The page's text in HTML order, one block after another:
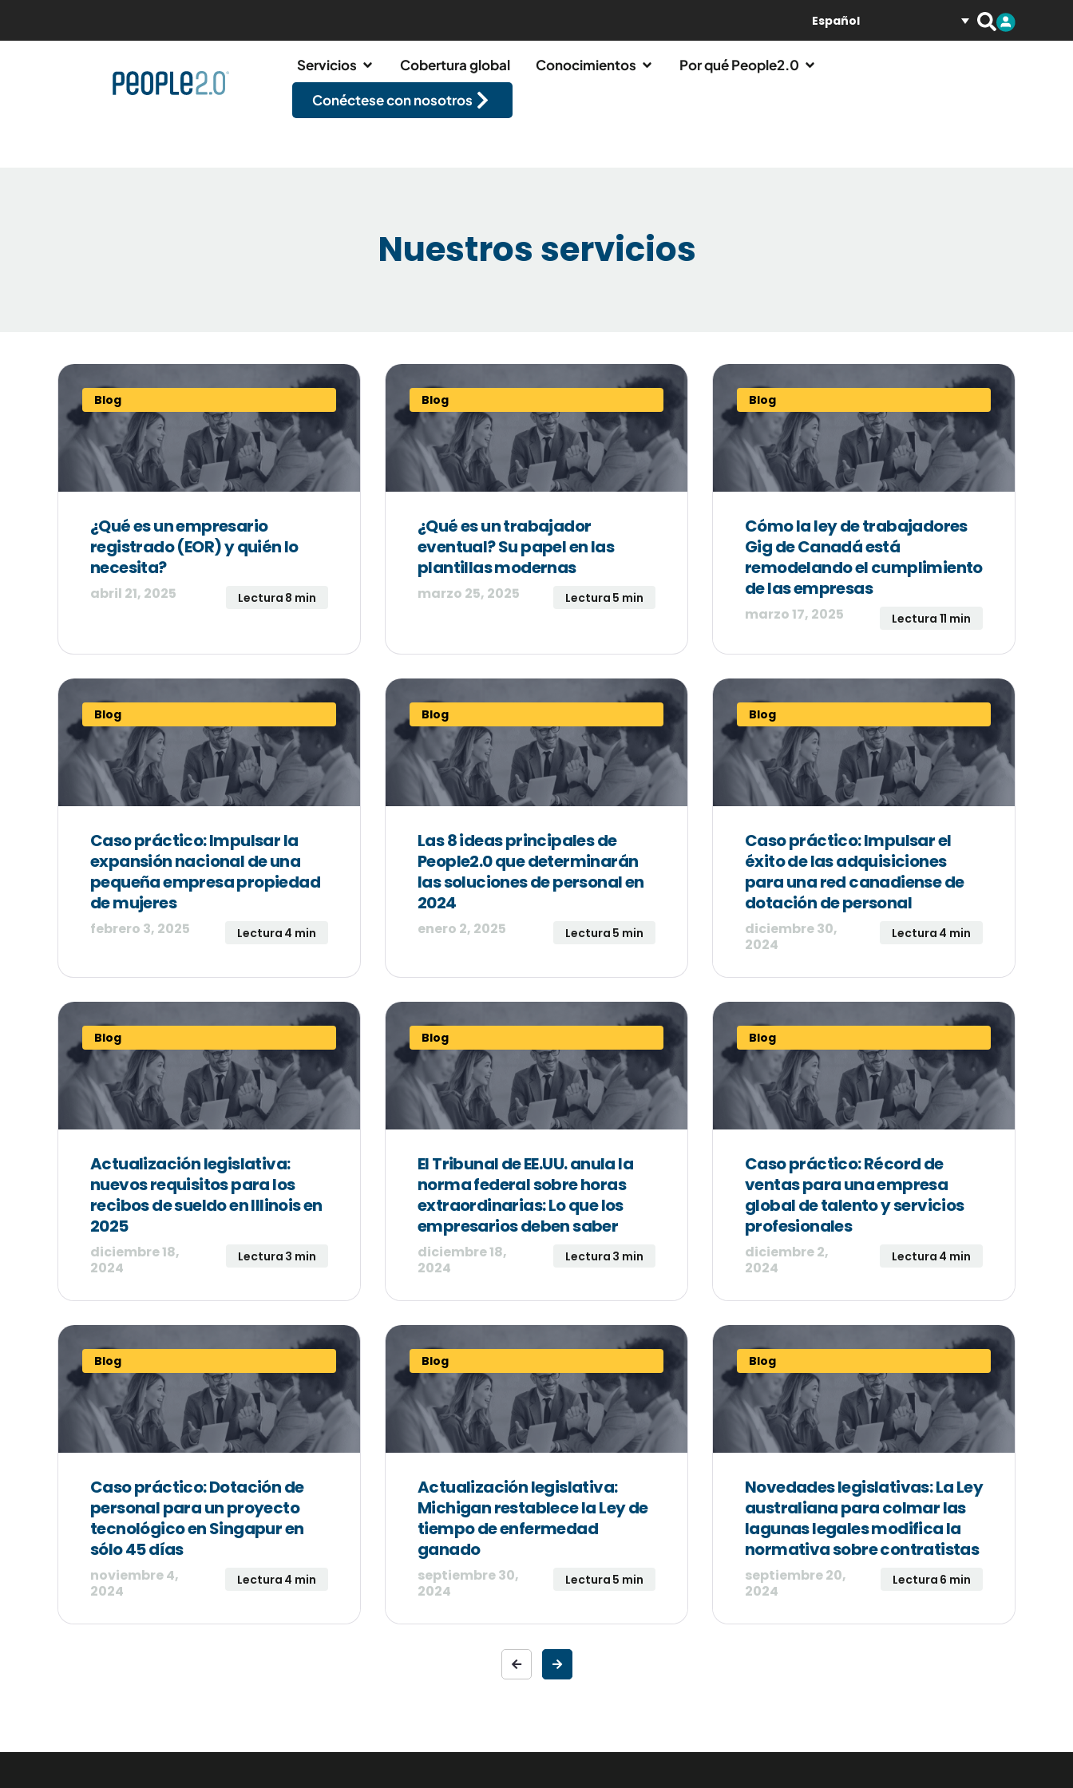
Español
Servicios Cobertura global Conocimientos
Por qué People2.0
Conéctese con nosotros
Nuestros servicios
Blog
¿Qué es un empresario
registrado (EOR) y quién lo
necesita?
abril 21, 2025 Lectura 8 min
Blog
¿Qué es un trabajador
eventual? Su papel en las
plantillas modernas
marzo 25, 2025 Lectura 5 min
Blog
Cómo la ley de trabajadores
Gig de Canadá está
remodelando el cumplimiento
de las empresas
marzo 17, 2025 Lectura 11 min
Blog
Caso práctico: Impulsar la
expansión nacional de una
pequeña empresa propiedad
de mujeres
febrero 3, 2025 Lectura 4 min
Blog
Las 8 ideas principales de
People2.0 que determinarán
las soluciones de personal en
2024
enero 2, 2025 Lectura 5 min
Blog
Caso práctico: Impulsar el
éxito de las adquisiciones
para una red canadiense de
dotación de personal
diciembre 30,
2024
Lectura 4 min
Blog
Actualización legislativa:
nuevos requisitos para los
recibos de sueldo en Illinois en
2025
diciembre 18,
2024
Lectura 3 min
Blog
El Tribunal de EE.UU. anula la
norma federal sobre horas
extraordinarias: Lo que los
empresarios deben saber
diciembre 18,
2024
Lectura 3 min
Blog
Caso práctico: Récord de
ventas para una empresa
global de talento y servicios
profesionales
diciembre 2,
2024
Lectura 4 min
Blog
Caso práctico: Dotación de
personal para un proyecto
tecnológico en Singapur en
sólo 45 días
noviembre 4,
2024
Lectura 4 min
Blog
Actualización legislativa:
Michigan restablece la Ley de
tiempo de enfermedad
ganado
septiembre 30,
2024
Lectura 5 min
Blog
Novedades legislativas: La Ley
australiana para colmar las
lagunas legales modifica la
normativa sobre contratistas
septiembre 20,
2024
Lectura 6 min